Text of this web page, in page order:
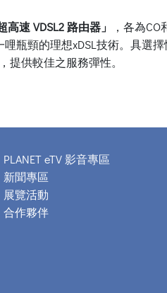
高速 VDSL2 路由器」
，各為
瓶頸的理想xDSL技術。具選
提供較佳之服務彈性。
PLANET eTV 影音專區
新聞專區
展覽活動
合作夥伴